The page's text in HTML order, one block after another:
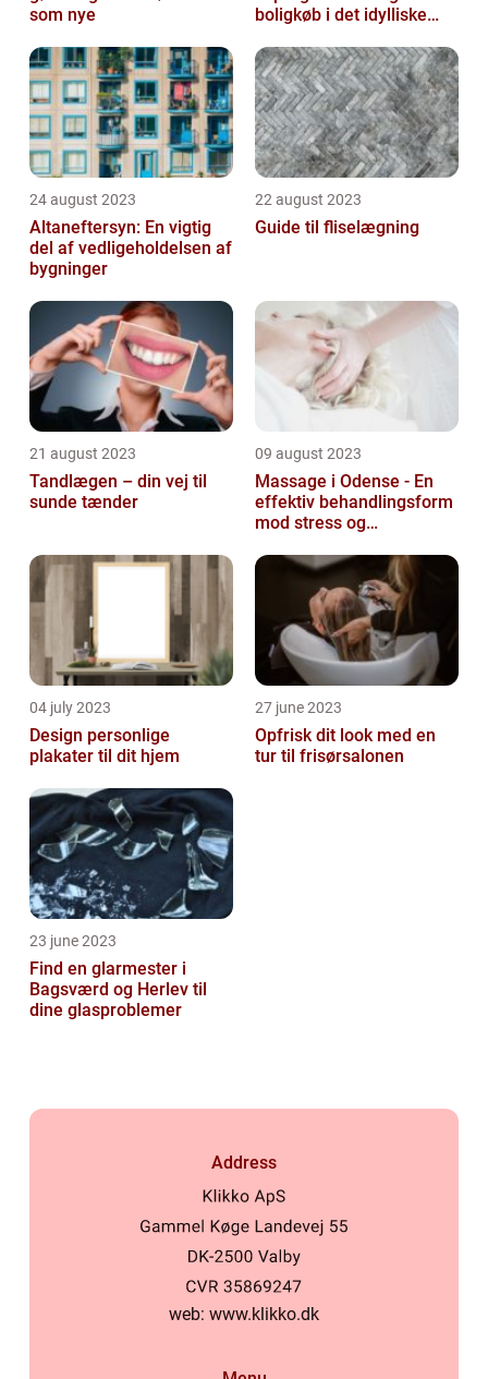
som nye
boligkøb i det idylliske
24 august 2023
Altaneftersyn: En vigtig
del af vedligeholdelsen af
bygninger
22 august 2023
Guide til fliselægning
21 august 2023
Tandlægen – din vej til
sunde tænder
09 august 2023
Massage i Odense - En
effektiv behandlingsform
mod stress og
04 july 2023
Design personlige
plakater til dit hjem
27 june 2023
Opfrisk dit look med en
tur til frisørsalonen
23 june 2023
Find en glarmester i
Bagsværd og Herlev til
dine glasproblemer
Address
web: www.klikko.dk